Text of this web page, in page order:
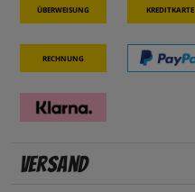
Überweisung Kreditkarte
Rechnung
Versand